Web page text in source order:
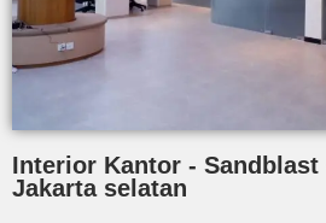
Interior Kantor - Sandblast
Jakarta selatan